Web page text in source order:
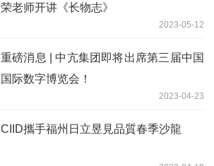
荣老师开讲《长物志》
2023-05-12
重磅消息 | 中亢集团即将出席第三届中国
国际数字博览会！
2023-04-23
CIID攜手福州日立昱見品質春季沙龍